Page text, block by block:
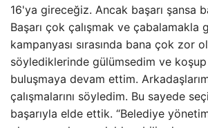
16'ya gireceğiz. Ancak başarı şansa
Başarı çok çalışmak ve çabalamakla
kampanyası sırasında bana çok zor
söylediklerinde gülümsedim ve koşup
buluşmaya devam ettim.
çalışmalarını söyledim. Bu sayede
başarıyla elde ettik. “Belediye